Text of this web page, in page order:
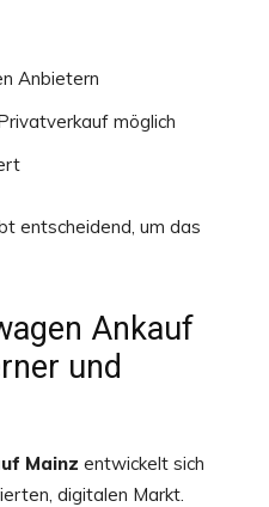
Anbietern
möglich
entscheidend, um das
Ankauf
und
Mainz entwickelt sich
digitalen Markt.